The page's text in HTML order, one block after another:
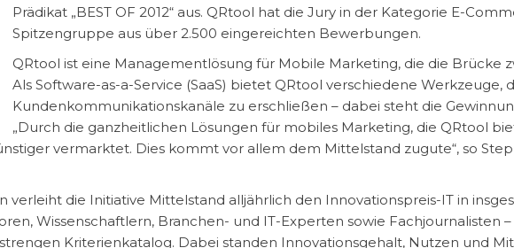
Prädikat „BEST OF 2012“ aus. QRtool hat die Jury in der Kategorie E-
Spitzengruppe aus über 2.500 eingereichten Bewerbungen.
QRtool ist eine Managementlösung für Mobile Marketing, die die Brücke
Als Software-as-a-Service (SaaS) bietet QRtool verschiedene
Kundenkommunikationskanäle zu erschließen – dabei steht die
„Durch die ganzheitlichen Lösungen für mobiles Marketing, die QRtool
vermarktet. Dies kommt vor allem dem Mittelstand zugute“, so
verleiht die Initiative Mittelstand alljährlich den Innovationspreis-IT in
Wissenschaftlern, Branchen- und IT-Experten sowie
Kriterienkatalog. Dabei standen Innovationsgehalt, Nutzen und